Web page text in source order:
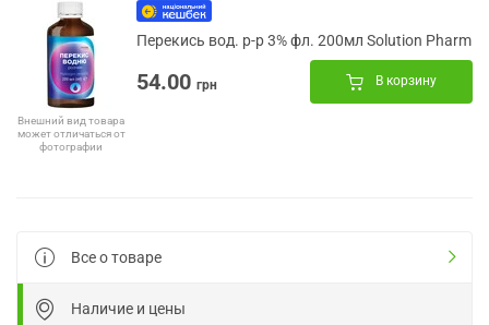
Внешний вид товара
может отличаться от
фотографии
Перекись вод. р-р 3% фл. 200мл Solution Pharm
54.00 грн В корзину
Все о товаре
Наличие и цены